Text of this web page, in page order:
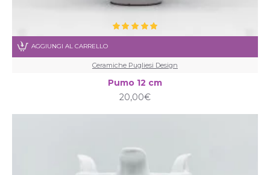
Ceramiche Pugliesi Design
Pumo 12 cm
20,00€
AGGIUNGI AL CARRELLO